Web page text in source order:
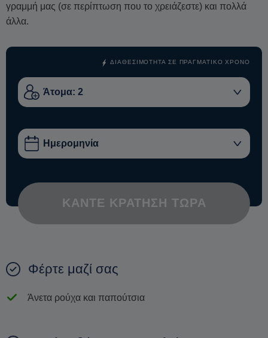
γραμμή μας (σε περίπτωση που το χρειάζεστε) και πολλά
άλλα.
ΔΙΑΘΕΣΙΜΌΤΗΤΑ ΣΕ ΠΡΑΓΜΑΤΙΚΌ ΧΡΌΝΟ
ΚΆΝΤΕ ΚΡΆΤΗΣΗ ΤΏΡΑ
Φέρτε μαζί σας
Άνετα ρούχα και παπούτσια